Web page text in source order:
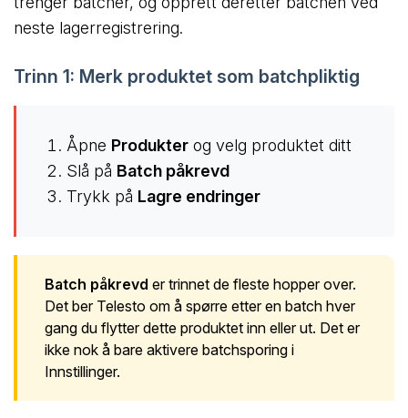
neste lagerregistrering.
Trinn 1: Merk produktet som batchpliktig
Åpne Produkter og velg produktet ditt
Slå på Batch påkrevd
Trykk på Lagre endringer
Batch påkrevd er trinnet de fleste hopper over.
Det ber Telesto om å spørre etter en batch hver
gang du flytter dette produktet inn eller ut. Det er
ikke nok å bare aktivere batchsporing i
Innstillinger.